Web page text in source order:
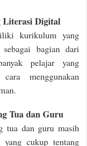
Literasi Digital
kurikulum yang
bagian dari
pelajar yang
menggunakan
Tua dan Guru
tua dan guru masih
cukup tentang